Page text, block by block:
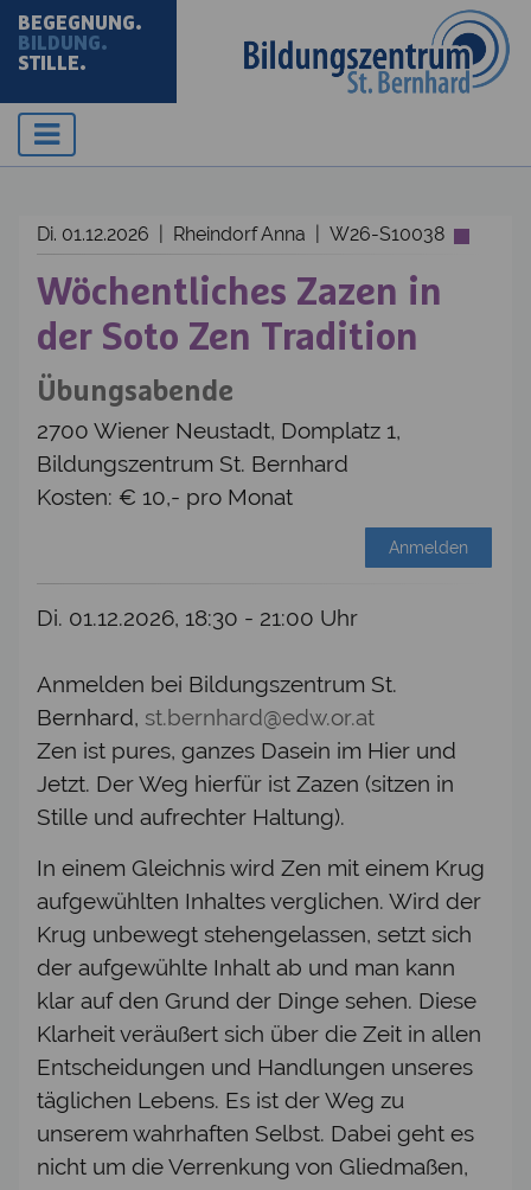
BEGEGNUNG.
BILDUNG.
STILLE.
Di. 01.12.2026 | Rheindorf Anna | W26-S10038
Wöchentliches Zazen in
der Soto Zen Tradition
Übungsabende
2700 Wiener Neustadt, Domplatz 1,
Bildungszentrum St. Bernhard
Kosten: € 10,- pro Monat
Anmelden
Di. 01.12.2026, 18:30 - 21:00 Uhr
Anmelden bei Bildungszentrum St.
Bernhard, st.bernhard@edw.or.at
Zen ist pures, ganzes Dasein im Hier und
Jetzt. Der Weg hierfür ist Zazen (sitzen in
Stille und aufrechter Haltung).
In einem Gleichnis wird Zen mit einem Krug
aufgewühlten Inhaltes verglichen. Wird der
Krug unbewegt stehengelassen, setzt sich
der aufgewühlte Inhalt ab und man kann
klar auf den Grund der Dinge sehen. Diese
Klarheit veräußert sich über die Zeit in allen
Entscheidungen und Handlungen unseres
täglichen Lebens. Es ist der Weg zu
unserem wahrhaften Selbst. Dabei geht es
nicht um die Verrenkung von Gliedmaßen,